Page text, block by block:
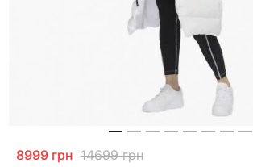
8999 грн 14699 грн